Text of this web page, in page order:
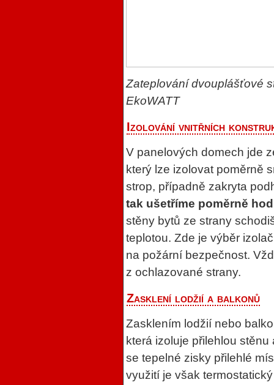
Zateplování dvouplášťové
EkoWATT
Izolování vnitřních
V panelových domech jde
který lze izolovat poměrně
strop, případně zakryta
tak ušetříme poměrně
stěny bytů ze strany
teplotou. Zde je výběr
na požární bezpečnost.
z ochlazované strany.
Zasklení lodžií a balkonů
Zasklením lodžií nebo
která izoluje přilehlou
se tepelné zisky přilehlé
využití je však